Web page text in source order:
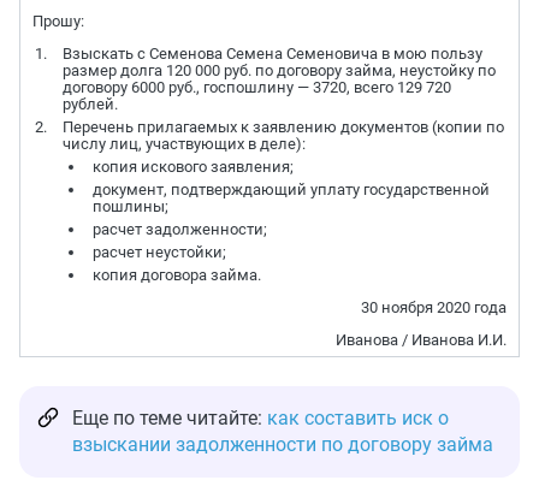
Прошу:
Взыскать с Семенова Семена Семеновича в мою пользу
размер долга 120 000 руб. по договору займа, неустойку по
договору 6000 руб., госпошлину — 3720, всего 129 720
рублей.
Перечень прилагаемых к заявлению документов (копии по
числу лиц, участвующих в деле):
копия искового заявления;
документ, подтверждающий уплату государственной
пошлины;
расчет задолженности;
расчет неустойки;
копия договора займа.
30 ноября 2020 года
Иванова / Иванова И.И.
Еще по теме читайте: как составить иск о
взыскании задолженности по договору займа